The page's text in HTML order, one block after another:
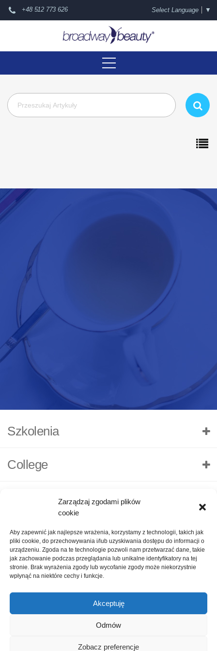
Zarządzaj zgodami plików
cookie
Aby zapewnić jak najlepsze wrażenia, korzystamy z technologii, takich jak
pliki cookie, do przechowywania i/lub uzyskiwania dostępu do informacji o
urządzeniu. Zgoda na te technologie pozwoli nam przetwarzać dane, takie
jak zachowanie podczas przeglądania lub unikalne identyfikatory na tej
stronie. Brak wyrażenia zgody lub wycofanie zgody może niekorzystnie
wpłynąć na niektóre cechy i funkcje.
Akceptuję
Odmów
Zobacz preferencje
+48 512 773 626 Select Language ▼
Szkolenia
College
O nas Polityka Prywatności Kontakt